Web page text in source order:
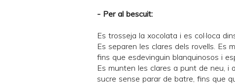
- Per al bescuit:
Es trosseja la xocolata i es col·loca
Es separen les clares dels rovells. Es
fins que esdevinguin blanquinosos i
Es munten les clares a punt de neu, i
sucre sense parar de batre, fins que